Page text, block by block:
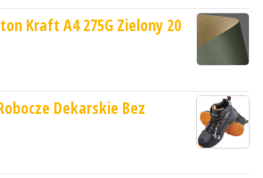
Kraft A4 275G Zielony 20
Dekarskie Bez